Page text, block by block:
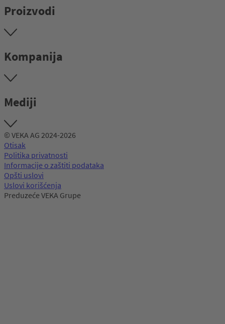
Proizvodi
Kompanija
Mediji
© VEKA AG 2024-2026
Otisak
Politika privatnosti
Informacije o zaštiti podataka
Opšti uslovi
Uslovi korišćenja
Preduzeće VEKA Grupe